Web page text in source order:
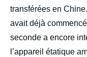
transférées en
avait déjà
seconde a encore
l’appareil étatique